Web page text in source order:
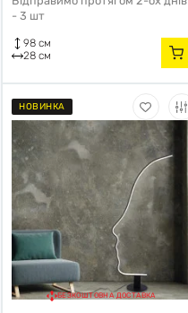
- 3 шт
98 см
28 см
НОВИНКА
БЕЗКОШТОВНА ДОСТАВКА